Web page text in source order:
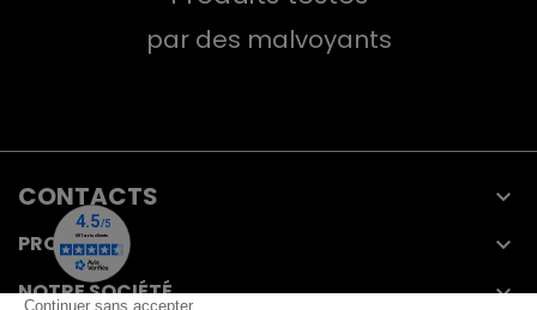
par des malvoyants
CONTACTS 
PRODUITS 
NOTRE SOCIÉTÉ 